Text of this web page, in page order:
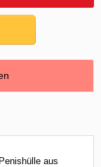
aus